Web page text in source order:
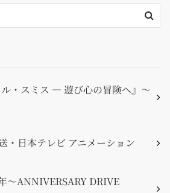
ル・スミス ― 遊び心の冒険へ』〜
・日本テレビ アニメーション
〜ANNIVERSARY DRIVE